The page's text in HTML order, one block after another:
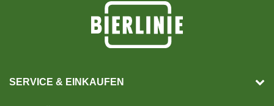
SERVICE & EINKAUFEN